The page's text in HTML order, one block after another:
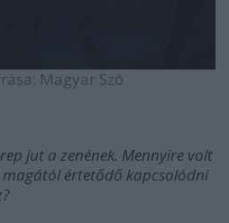
Magyar Szó
jut a zenének. Mennyire volt
magától értetődő kapcsolódni